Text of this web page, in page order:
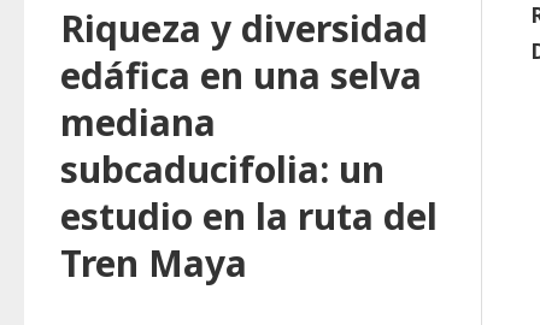
Riqueza y diversidad
edáfica en una selva
mediana
subcaducifolia: un
estudio en la ruta del
Tren Maya